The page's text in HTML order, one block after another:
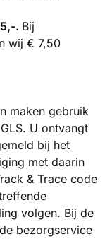
. Bij
wij € 7,50
maken gebruik
U ontvangt
bij het
met daarin
& Trace code
volgen. Bij de
bezorgservice